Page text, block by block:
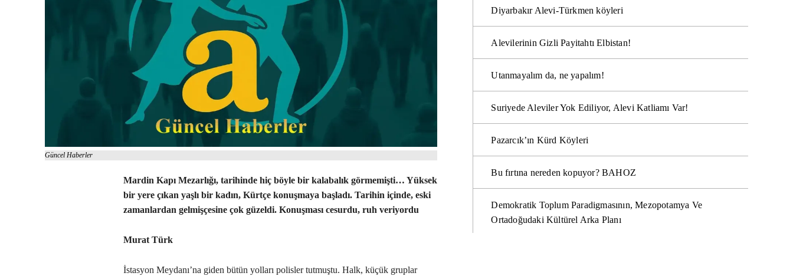
Güncel Haberler
Mardin Kapı Mezarlığı, tarihinde hiç böyle bir kalabalık görmemişti… Yüksek
bir yere çıkan yaşlı bir kadın, Kürtçe konuşmaya başladı. Tarihin içinde, eski
zamanlardan gelmişçesine çok güzeldi. Konuşması cesurdu, ruh veriyordu
Murat Türk
İstasyon Meydanı’na giden bütün yolları polisler tutmuştu. Halk, küçük gruplar
Diyarbakır Alevi-Türkmen köyleri
Alevilerinin Gizli Payitahtı Elbistan!
Utanmayalım da, ne yapalım!
Suriyede Aleviler Yok Ediliyor, Alevi Katliamı Var!
Pazarcık’ın Kürd Köyleri
Bu fırtına nereden kopuyor? BAHOZ
Demokratik Toplum Paradigmasının, Mezopotamya Ve
Ortadoğudaki Kültürel Arka Planı